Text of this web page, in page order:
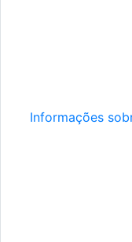
Informações